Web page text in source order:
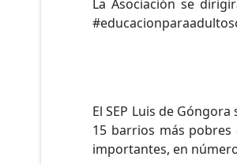
La Asociación se
El SEP Luis de
15 barrios más pobres
importantes, en